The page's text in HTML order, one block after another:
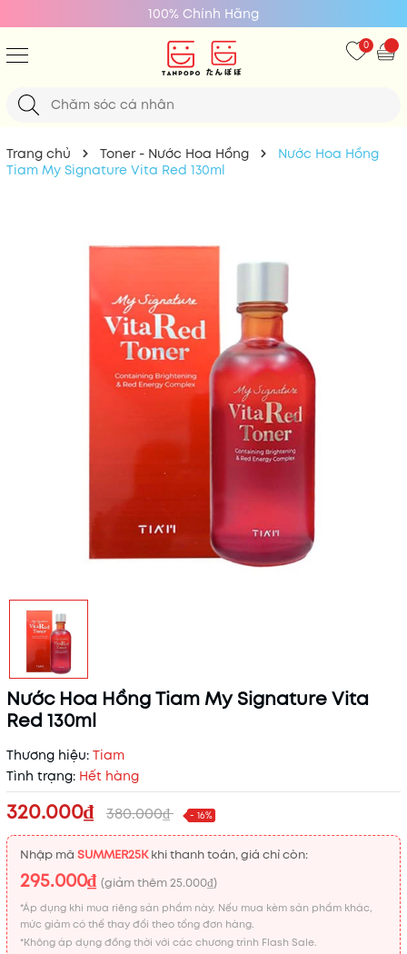
Giá Tốt Nhất
0
Trang chủ Toner - Nước Hoa Hồng
Nước Hoa Hồng
Tiam My Signature Vita Red 130ml
Nước Hoa Hồng Tiam My Signature Vita
Red 130ml
Thương hiệu: Tiam
Tình trạng: Hết hàng
320.000₫ 380.000₫ - 16%
Nhập mã SUMMER25Kkhi thanh toán, giá chỉ còn:
295.000₫ (giảm thêm25.000₫)
*Áp dụng khi mua riêng sản phẩm này. Nếu mua kèm sản phẩm khác,
mức giảm có thể thay đổi theo tổng đơn hàng.
*Không áp dụng đồng thời với các chương trình Flash Sale.